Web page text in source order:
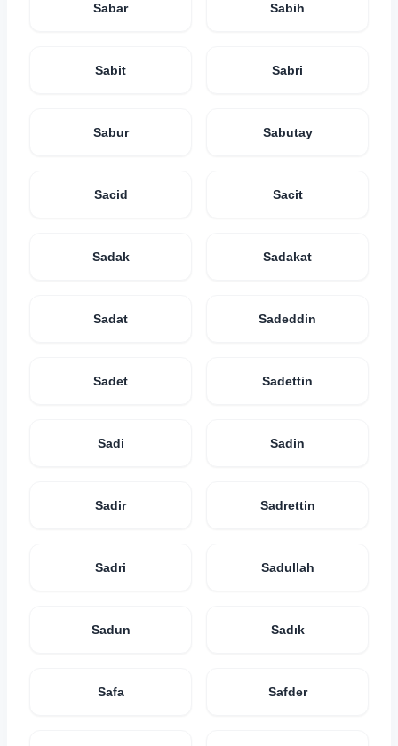
Sabar Sabih
Sabit Sabri
Sabur Sabutay
Sacid Sacit
Sadak Sadakat
Sadat Sadeddin
Sadet Sadettin
Sadi Sadin
Sadir Sadrettin
Sadri Sadullah
Sadun Sadık
Safa Safder